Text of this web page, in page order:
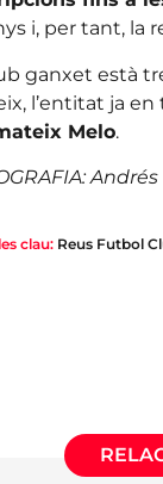
i, per tant, la
ganxet està
l’entitat ja en
Melo.
clau: Reus Futbol